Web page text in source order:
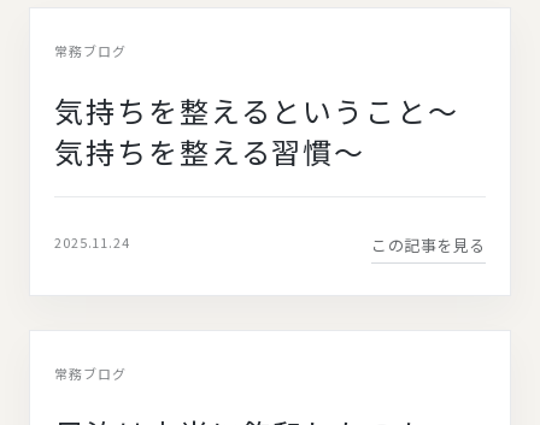
常務ブログ
気持ちを整えるということ〜
気持ちを整える習慣〜
2025.11.24 この記事を見る
常務ブログ